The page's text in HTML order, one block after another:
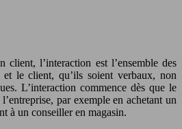
client, l’interaction est l’ensemble des
et le client, qu’ils soient verbaux, non
L’interaction commence dès que le
par exemple en achetant un
à un conseiller en magasin.